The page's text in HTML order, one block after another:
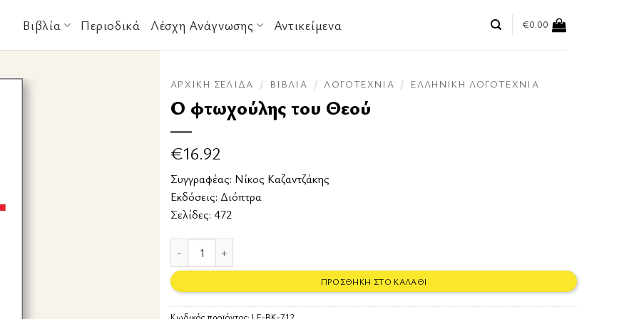
Βιβλία Περιοδικά Λέσχη Ανάγνωσης Αντικείμενα €0.00
ΑΡΧΙΚΉ ΣΕΛΊΔΑ / ΒΙΒΛΊΑ / ΛΟΓΟΤΕΧΝΊΑ / ΕΛΛΗΝΙΚΉ ΛΟΓΟΤΕΧΝΊΑ
Ο φτωχούλης του Θεού
€16.92
Συγγραφέας: Νίκος Καζαντζάκης
Εκδόσεις: Διόπτρα
Σελίδες: 472
ΠΡΟΣΘΉΚΗ ΣΤΟ ΚΑΛΆΘΙ